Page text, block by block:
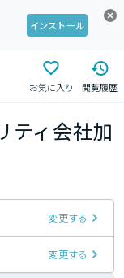
インストール
お気に入り 閲覧履歴
ティ会社加
変更する
変更する